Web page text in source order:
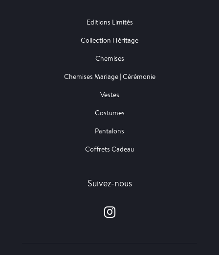
Editions Limités
Collection Héritage
Chemises
Chemises Mariage | Cérémonie
Vestes
Costumes
Pantalons
Coffrets Cadeau
Suivez-nous